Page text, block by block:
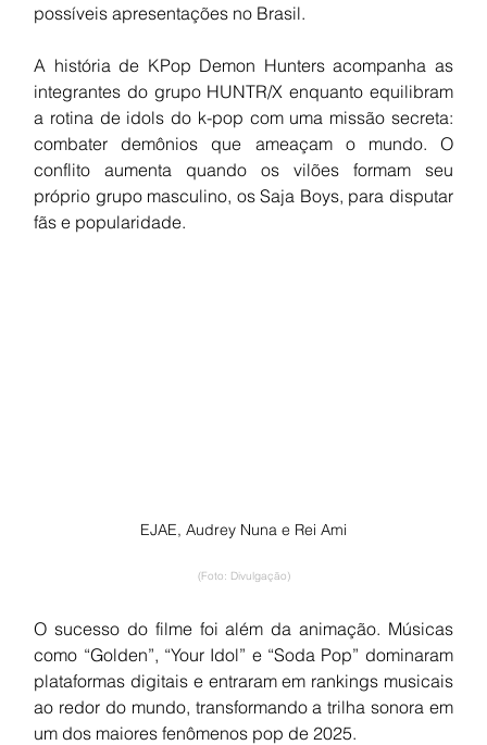
possíveis apresentações no Brasil.
A história de KPop Demon Hunters acompanha as
integrantes do grupo HUNTR/X enquanto equilibram
a rotina de idols do k-pop com uma missão secreta:
combater demônios que ameaçam o mundo. O
conflito aumenta quando os vilões formam seu
próprio grupo masculino, os Saja Boys, para disputar
fãs e popularidade.
EJAE, Audrey Nuna e Rei Ami
(Foto: Divulgação)
O sucesso do filme foi além da animação. Músicas
como “Golden”, “Your Idol” e “Soda Pop” dominaram
plataformas digitais e entraram em rankings musicais
ao redor do mundo, transformando a trilha sonora em
um dos maiores fenômenos pop de 2025.